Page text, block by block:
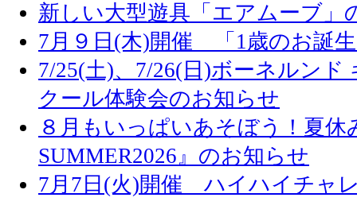
新しい大型遊具「エアムーブ」
7月９日(木)開催 「1歳のお誕
7/25(土)、7/26(日)ボーネルン
クール体験会のお知らせ
８月もいっぱいあそぼう！夏
SUMMER2026』のお知らせ
7月7日(火)開催 ハイハイチャ